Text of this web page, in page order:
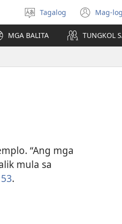
Pumili
ng
wika
Tagalog Mag-(may
na
MGA BALITA TUNGKOL
“Ang mga
mula sa
53.